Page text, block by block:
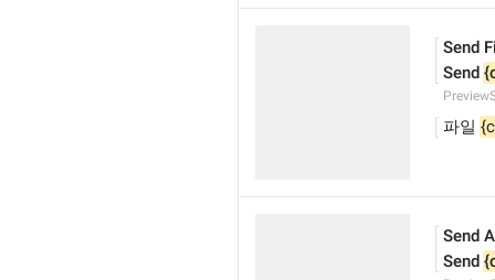
Send
Send
파일
Send
Send